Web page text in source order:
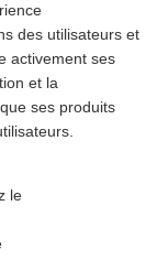
des utilisateurs et
activement ses
et la
ses produits